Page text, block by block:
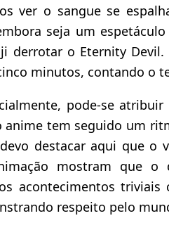
ver o sangue se
seja um
derrotar o Eternity
minutos, contando o
pode-se
anime tem seguido um
destacar aqui que o
mostram que o
acontecimentos
respeito pelo